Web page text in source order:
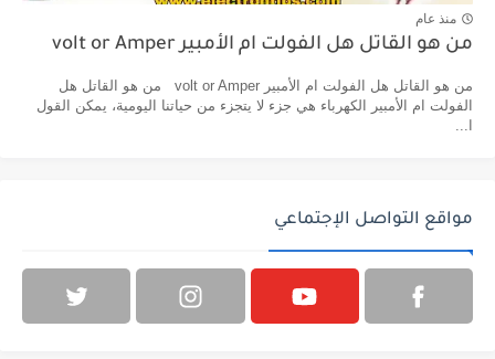
منذ عام
من هو القاتل هل الفولت ام الأمبير volt or Amper
من هو القاتل هل الفولت ام الأمبير volt or Amper من هو القاتل هل
الفولت ام الأمبير الكهرباء هي جزء لا يتجزء من حياتنا اليومية، يمكن القول
ا...
مواقع التواصل الإجتماعي